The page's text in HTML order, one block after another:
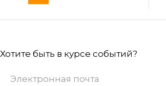
Хотите быть в курсе событий?